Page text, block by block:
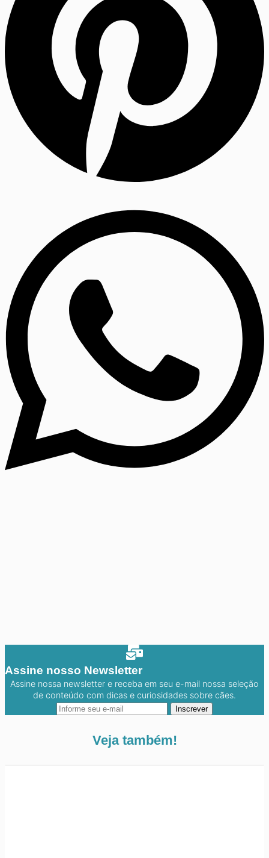
Assine nosso Newsletter
Assine nossa newsletter e receba em seu e-mail nossa seleção
de conteúdo com dicas e curiosidades sobre cães.
Inscrever
Veja também!